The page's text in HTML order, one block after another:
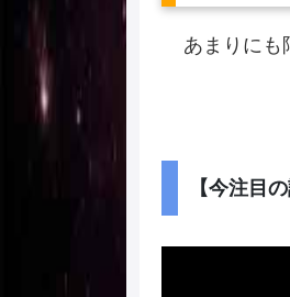
あまりにも
【今注目